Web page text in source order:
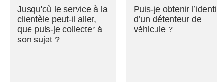
Jusqu'où le service à la
clientèle peut-il aller,
que puis-je collecter à
son sujet ?
Puis-je obtenir
d’un détenteur de
véhicule ?